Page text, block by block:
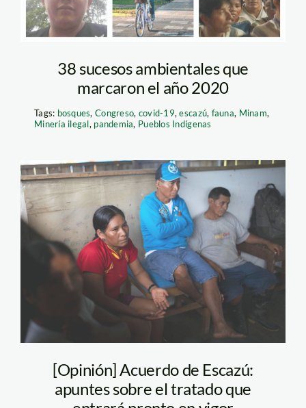
38 sucesos ambientales que
marcaron el año 2020
Tags: bosques,Congreso, covid-19,escazú, fauna, Minam,
Minería ilegal, pandemia, Pueblos Indígenas
[Opinión] Acuerdo de Escazú:
apuntes sobre el tratado que